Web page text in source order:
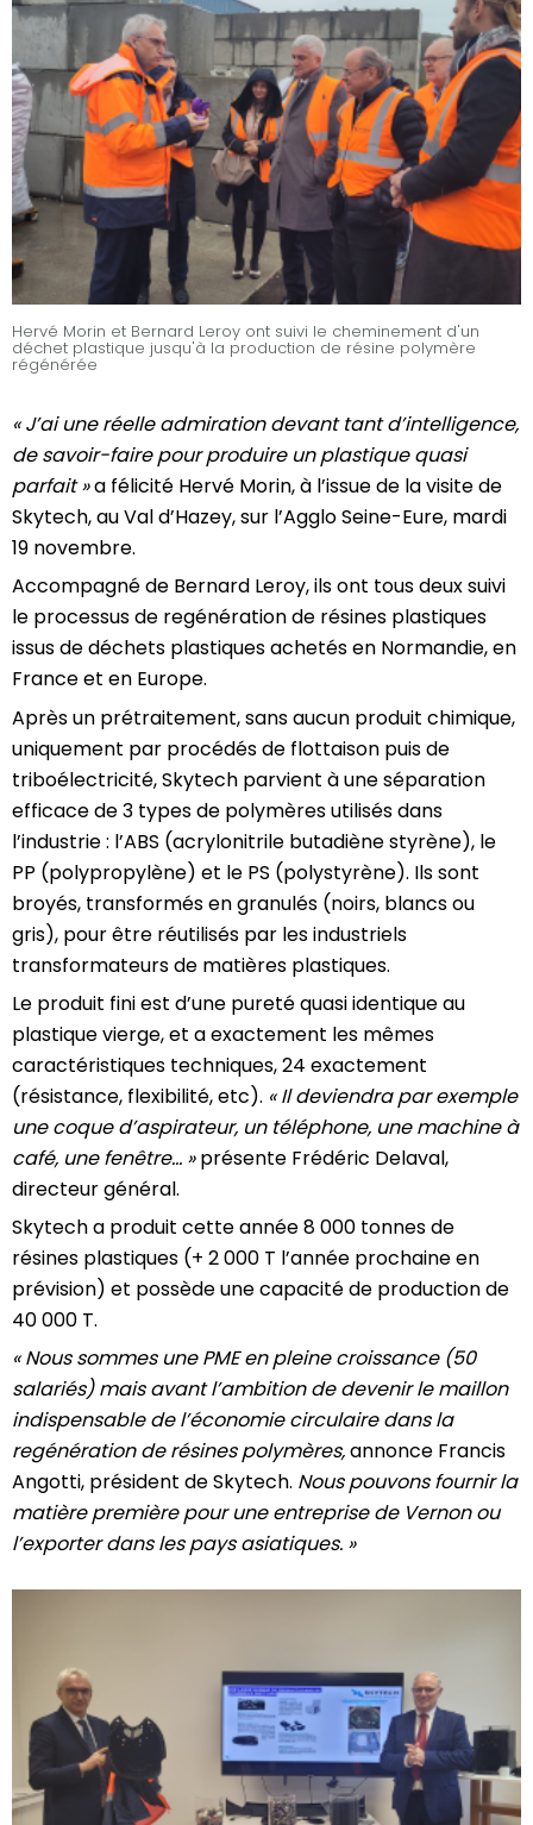
Hervé Morin et Bernard Leroy ont suivi le cheminement d'un
déchet plastique jusqu'à la production de résine polymère
régénérée
« J’ai une réelle admiration devant tant d’intelligence,
de savoir-faire pour produire un plastique quasi
parfait »a félicité Hervé Morin, à l’issue de la visite de
Skytech, au Val d’Hazey, sur l’Agglo Seine-Eure, mardi
19 novembre.
Accompagné de Bernard Leroy, ils ont tous deux suivi
le processus de regénération de résines plastiques
issus de déchets plastiques achetés en Normandie, en
France et en Europe.
Après un prétraitement, sans aucun produit chimique,
uniquement par procédés de flottaison puis de
triboélectricité, Skytech parvient à une séparation
efficace de 3 types de polymères utilisés dans
l’industrie : l’ABS (acrylonitrile butadiène styrène), le
PP (polypropylène) et le PS (polystyrène). Ils sont
broyés, transformés en granulés (noirs, blancs ou
gris), pour être réutilisés par les industriels
transformateurs de matières plastiques.
Le produit fini est d’une pureté quasi identique au
plastique vierge, et a exactement les mêmes
caractéristiques techniques, 24 exactement
(résistance, flexibilité, etc). « Il deviendra par exemple
une coque d’aspirateur, un téléphone, une machine à
café, une fenêtre… »présente Frédéric Delaval,
directeur général.
Skytech a produit cette année 8 000 tonnes de
résines plastiques (+ 2 000 T l’année prochaine en
prévision) et possède une capacité de production de
40 000 T.
« Nous sommes une PME en pleine croissance (50
salariés) mais avant l’ambition de devenir le maillon
indispensable de l’économie circulaire dans la
regénération de résines polymères,annonce Francis
Angotti, président de Skytech. Nous pouvons fournir la
matière première pour une entreprise de Vernon ou
l’exporter dans les pays asiatiques. »